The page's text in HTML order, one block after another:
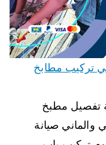
النسيم 52227343 فني تركيب مطابخ
تفصيل مطبخ
والماني صيانة